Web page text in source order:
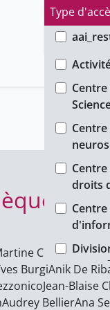
Type
public
Faculté
droits
de
Collart
BurgiAnik De
Jean-Blaise
Audrey BellierAna